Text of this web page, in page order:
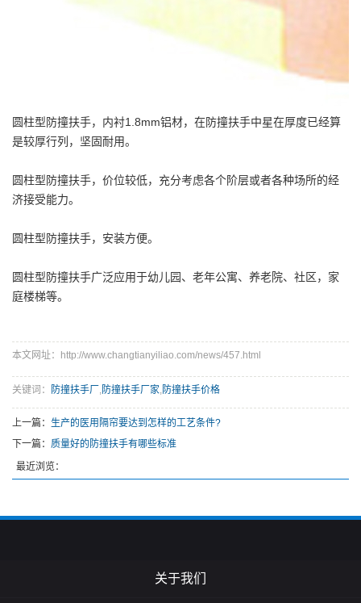
圆柱型防撞扶手，内衬1.8mm铝材，在防撞扶手中星在厚度已经算
是较厚行列，坚固耐用。
圆柱型防撞扶手，价位较低，充分考虑各个阶层或者各种场所的经
济接受能力。
圆柱型防撞扶手，安装方便。
圆柱型防撞扶手广泛应用于幼儿园、老年公寓、养老院、社区，家
庭楼梯等。
本文网址：http://www.changtianyiliao.com/news/457.html
关键词： 防撞扶手厂 ,防撞扶手厂家,防撞扶手价格
上一篇： 生产的医用隔帘要达到怎样的工艺条件?
下一篇： 质量好的防撞扶手有哪些标准
最近浏览：
关于我们